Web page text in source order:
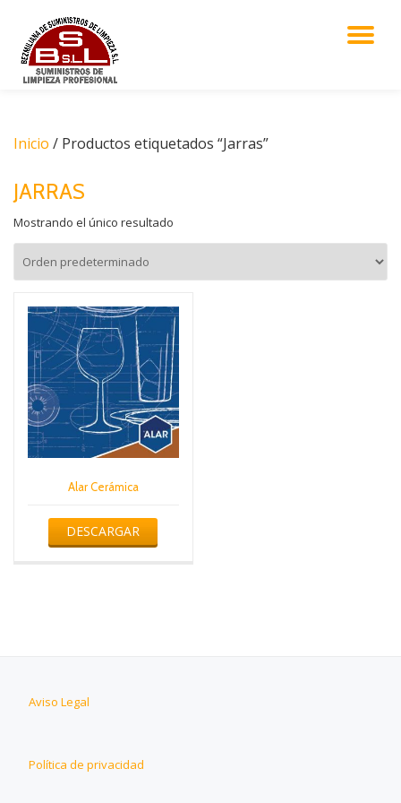
Saltar
contenido
Inicio / Productos etiquetados “Jarras”
JARRAS
Mostrando el único resultado
Alar Cerámica
DESCARGAR
Aviso Legal
Política de privacidad